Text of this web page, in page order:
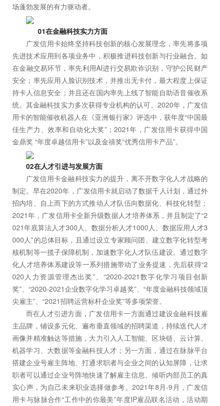
场蓬勃发展的有力驱动者。
01在金融科技实力方面
广发信用卡始终坚持科技创新的核心发展理念，率先将多项
先进技术应用到各项业务中，积极推进科技创新与行业融合。如
在金融交易环节，率先利用AI进行交易欺诈识别，守护公民财产
安全；率先应用人脸识别技术，并推出无卡付，最大程度上保证
持卡人信息安全；并且还在国内率先上线了智能自助语音催收系
统。其金融科技实力多次获得专业机构的认可。2020年，广发信
用卡的智能催收机器人在《亚洲银行家》评选中，获年度“中国最
佳生产力、效率和自动化大奖”；2021年，广发信用卡获得中国
金鼎奖 “年度卓越信用卡”以及金禧奖“优秀信用卡产品”。
02在人才引进与发展方面
广发信用卡金融科技实力的提升，离不开数字化人才战略的
制定。早在2020年，广发信用卡就启动了数据千人计划，通过外
招内培、自上而下的方式推动人才队伍向数据化、科技化转型；
2021年，广发信用卡全新升级数据人才培养体系，并且制定了“2
021年底算法人才300人、数据分析人才1000人、数据应用人才3
000人”的总体目标，且通过设立专家顾问团、建立数字化转型考
核机制等一揽子保障机制，加速数字化人才队伍建设。通过数字
化人才培养体系建设等一系列措施带动了业务提速，先后获得“2
020人力资源管理杰出奖”、“2020-2021数字化学习项目创新
奖”、“2020-2021企业数字化学习卓越奖”、“年度金融科技领域顶
尖雇主”、“2021招聘运营标杆企业奖”等多项荣誉。
而在人才引进方面， 广发信用卡一方面通过建设金融科技雇
主品牌，铺设多元化、遍布垂直领域的招聘渠道，持续迭代人才
画像并精准触达等措施，大力引入人工智能、区块链、云计算、
机器学习、大数据等金融科技人才；另一方面，通过在脉脉平台
搭建企业号雇主阵地、打通求职者与企业之间的认知屏障，让求
职者可以通过企业号阵地快速了解雇主信息、倾听内部员工的真
实心声，为自己未来职业选择做参考。2021年8月-9月，广发信
用卡与脉脉合作“工作中的你最美”年度IP雇品联名活动，活动期